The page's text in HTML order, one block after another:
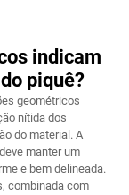
indicam
piquê?
geométricos
nítida dos
do material. A
manter um
e bem delineada.
combinada com